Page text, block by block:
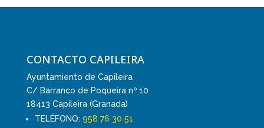
CONTACTO CAPILEIRA
Ayuntamiento de Capileira
C/ Barranco de Poqueira nº 10
18413 Capileira (Granada)
TELÉFONO: 958 76 30 51